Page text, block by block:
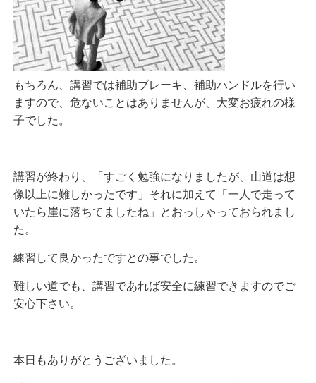
もちろん、講習では補助ブレーキ、補助ハンドルを行い
ますので、危ないことはありませんが、大変お疲れの様
子でした。
講習が終わり、「すごく勉強になりましたが、山道は想
像以上に難しかったです」それに加えて「一人で走って
いたら崖に落ちてましたね」とおっしゃっておられまし
た。
練習して良かったですとの事でした。
難しい道でも、講習であれば安全に練習できますのでご
安心下さい。
本日もありがとうございました。